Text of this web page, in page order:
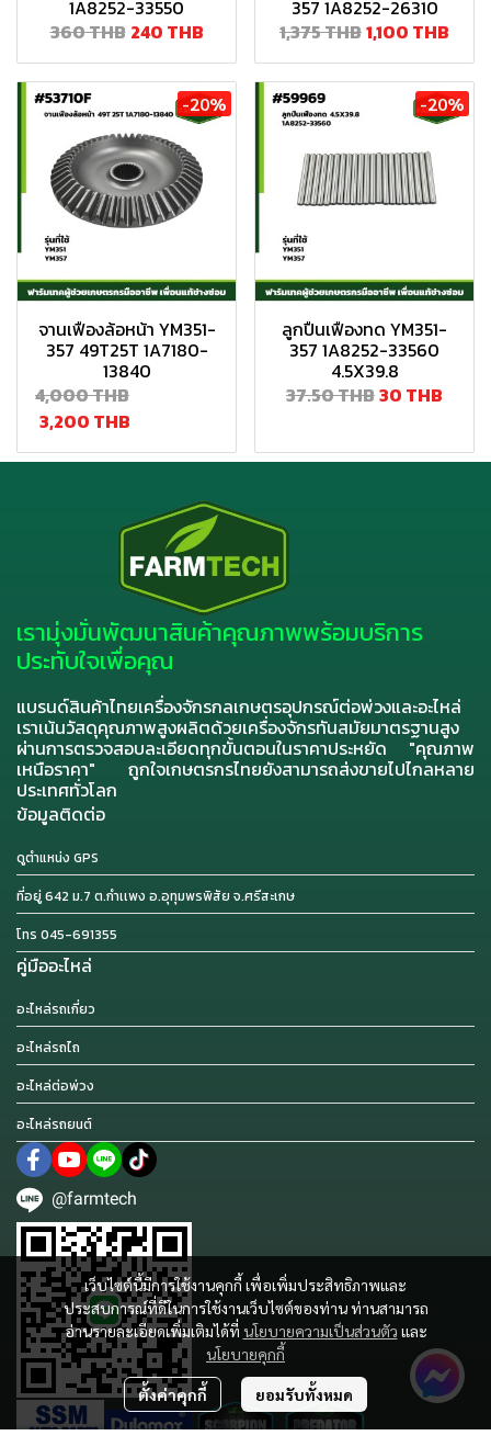
1A8252-33550
360 THB 240 THB
357 1A8252-26310
1,375 THB1,100 THB
-20%
จานเฟืองล้อหน้า YM351-
357 49T25T 1A7180-
13840
4,000 THB
3,200 THB
-20%
ลูกปืนเฟืองทด YM351-
357 1A8252-33560
4.5X39.8
37.50 THB30 THB
เว็บไซต์นี้มีการใช้งานคุกกี้ เพื่อเพิ่มประสิทธิภาพและ
ประสบการณ์ที่ดีในการใช้งานเว็บไซต์ของท่าน ท่านสามารถ
อ่านรายละเอียดเพิ่มเติมได้ที่ นโยบายความเป็นส่วนตัว และ
นโยบายคุกกี้
ตั้งค่าคุกกี้ ยอมรับทั้งหมด
เรามุ่งมั่นพัฒนาสินค้าคุณภาพพร้อมบริการ
ประทับใจเพื่อคุณ
แบรนด์สินค้าไทยเครื่องจักรกลเกษตรอุปกรณ์ต่อพ่วงและอะไหล่
เราเน้นวัสดุคุณภาพสูงผลิตด้วยเครื่องจักรทันสมัยมาตรฐานสูง
ผ่านการตรวจสอบละเอียดทุกขั้นตอนในราคาประหยัด "คุณภาพ
เหนือราคา" ถูกใจเกษตรกรไทยยังสามารถส่งขายไปไกลหลาย
ประเทศทั่วโลก
ข้อมูลติดต่อ
ดูตำแหน่ง GPS
ที่อยู่ 642 ม.7 ต.กำเเพง อ.อุทุมพรพิสัย จ.ศรีสะเกษ
โทร 045-691355
คู่มืออะไหล่
อะไหล่รถเกี่ยว
อะไหล่รถไถ
อะไหล่ต่อพ่วง
อะไหล่รถยนต์
@farmtech